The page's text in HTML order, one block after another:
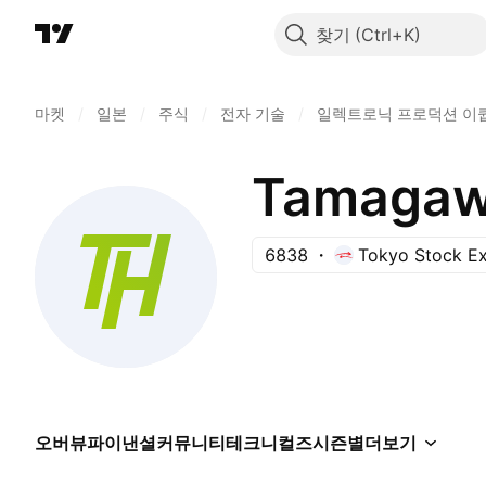
찾기
마켓 일본 주식 전자 기술 일렉트로닉 프로덕션 이
6838 Tokyo Stock
오버뷰파이낸셜커뮤니티테크니컬즈시즌별더보기